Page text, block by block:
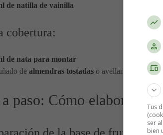
de natilla de vainilla
cobertura:
de nata para montar
de almendras tostadas o avellanas, para servir
a paso: Cómo elaborar elTus
ser
bien